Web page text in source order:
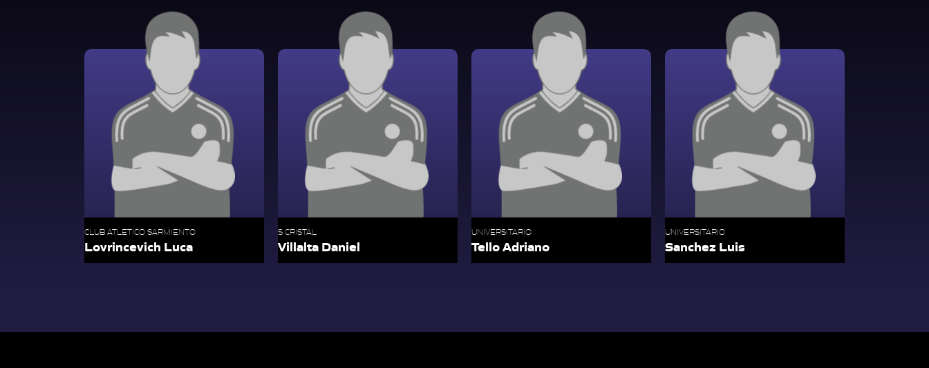
CLUB ATLÉTICO SARMIENTO
Lovrincevich Luca
S CRISTAL
Villalta Daniel
UNIVERSITARIO
Tello Adriano
UNIVERSITARIO
Sanchez Luis